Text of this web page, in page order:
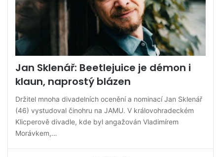
Jan Sklenář: Beetlejuice je démon i
klaun, naprostý blázen
Držitel mnoha divadelních ocenění a nominací Jan Sklenář
(46) vystudoval činohru na JAMU. V královohradeckém
Klicperově divadle, kde byl angažován Vladimírem
Morávkem,…